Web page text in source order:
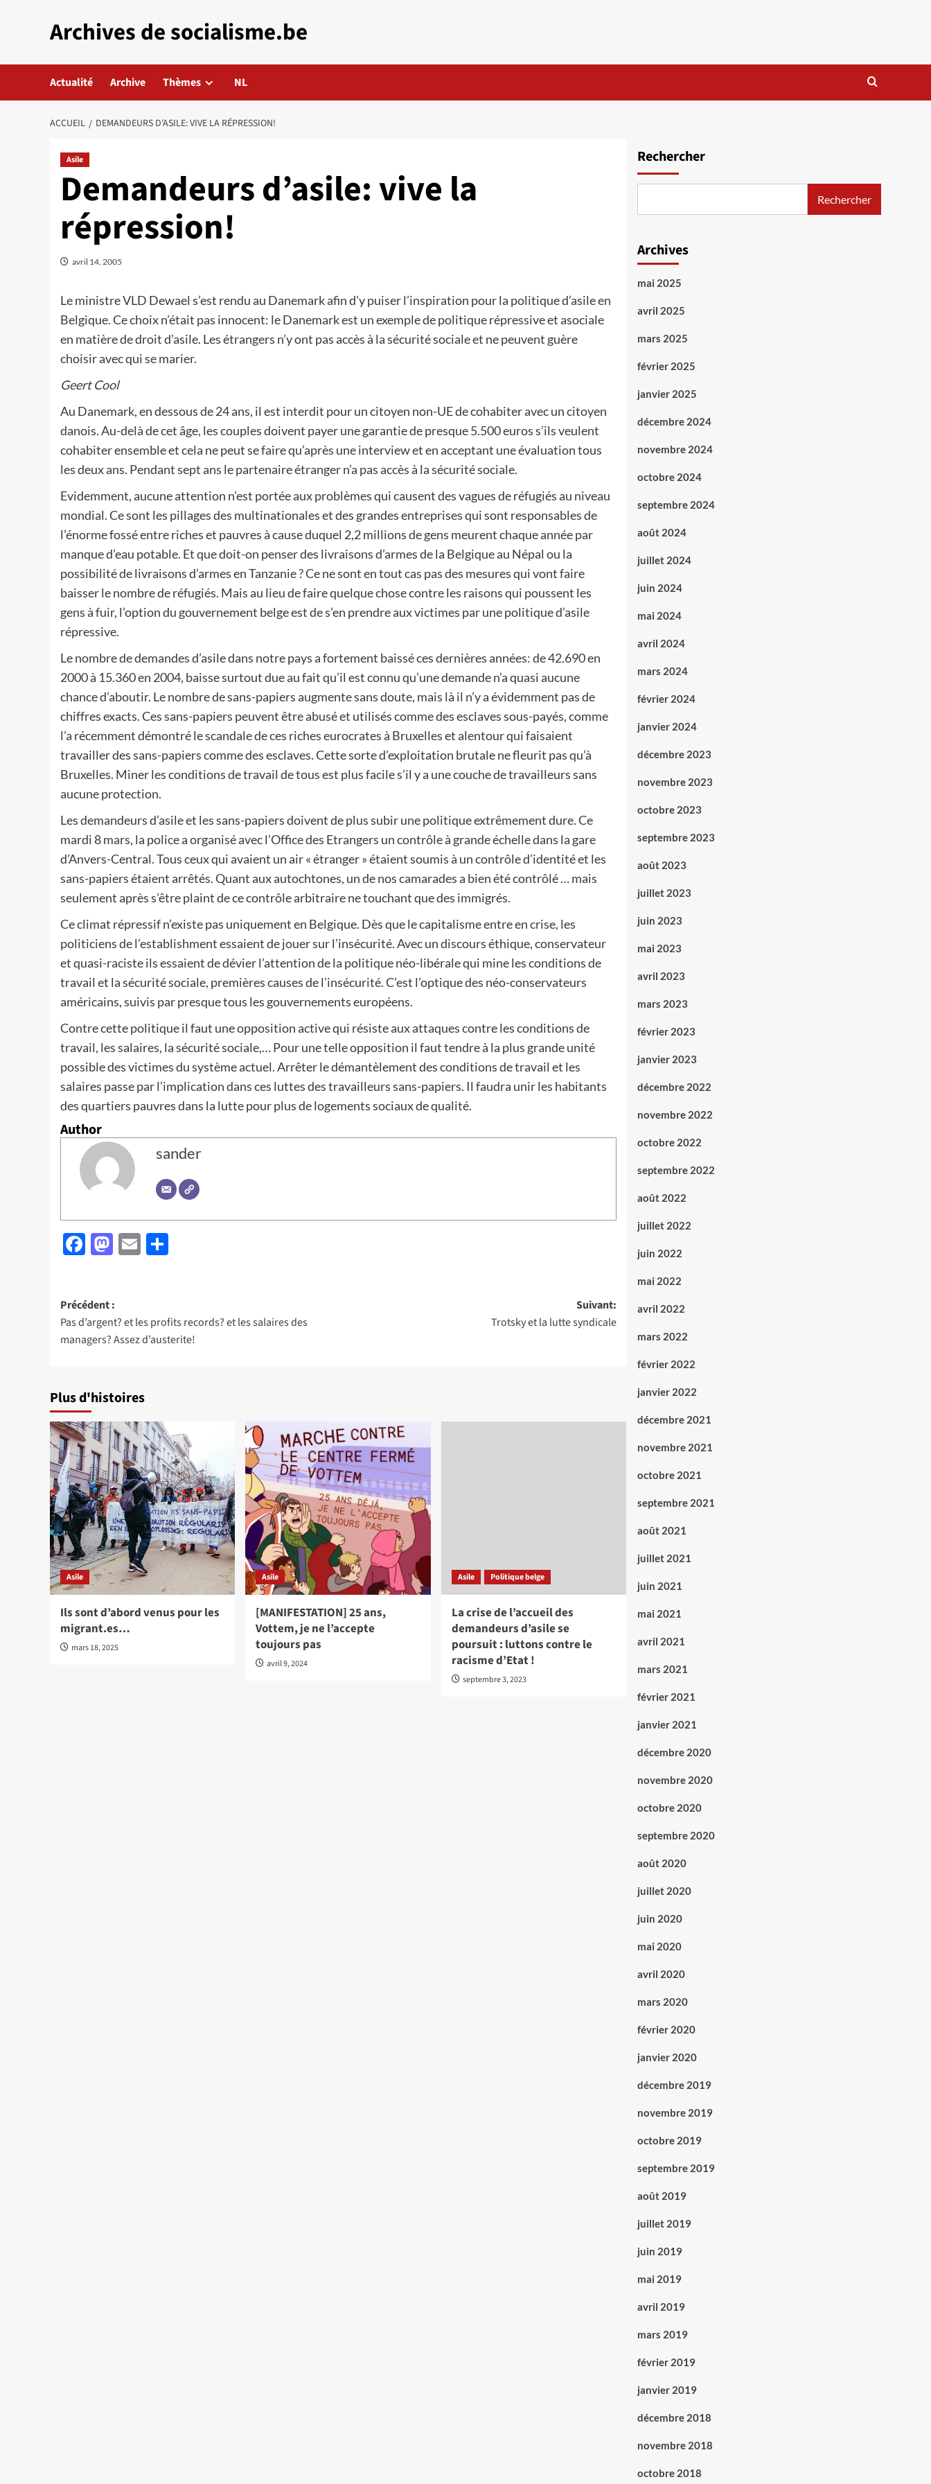
Archives de socialisme.be
Actualité Archive Thèmes NL
ACCUEIL DEMANDEURS D’ASILE: VIVE LA RÉPRESSION!
Asile
Demandeurs d’asile: vive la
répression!
avril 14, 2005
Le ministre VLD Dewael s’est rendu au Danemark afin d’y puiser l’inspiration pour la politique d’asile en
Belgique. Ce choix n’était pas innocent: le Danemark est un exemple de politique répressive et asociale
en matière de droit d’asile. Les étrangers n’y ont pas accès à la sécurité sociale et ne peuvent guère
choisir avec qui se marier.
Geert Cool
Au Danemark, en dessous de 24 ans, il est interdit pour un citoyen non-UE de cohabiter avec un citoyen
danois. Au-delà de cet âge, les couples doivent payer une garantie de presque 5.500 euros s’ils veulent
cohabiter ensemble et cela ne peut se faire qu’après une interview et en acceptant une évaluation tous
les deux ans. Pendant sept ans le partenaire étranger n’a pas accès à la sécurité sociale.
Evidemment, aucune attention n’est portée aux problèmes qui causent des vagues de réfugiés au niveau
mondial. Ce sont les pillages des multinationales et des grandes entreprises qui sont responsables de
l’énorme fossé entre riches et pauvres à cause duquel 2,2 millions de gens meurent chaque année par
manque d’eau potable. Et que doit-on penser des livraisons d’armes de la Belgique au Népal ou la
possibilité de livraisons d’armes en Tanzanie ? Ce ne sont en tout cas pas des mesures qui vont faire
baisser le nombre de réfugiés. Mais au lieu de faire quelque chose contre les raisons qui poussent les
gens à fuir, l’option du gouvernement belge est de s’en prendre aux victimes par une politique d’asile
répressive.
Le nombre de demandes d’asile dans notre pays a fortement baissé ces dernières années: de 42.690 en
2000 à 15.360 en 2004, baisse surtout due au fait qu’il est connu qu’une demande n’a quasi aucune
chance d’aboutir. Le nombre de sans-papiers augmente sans doute, mais là il n’y a évidemment pas de
chiffres exacts. Ces sans-papiers peuvent être abusé et utilisés comme des esclaves sous-payés, comme
l’a récemment démontré le scandale de ces riches eurocrates à Bruxelles et alentour qui faisaient
travailler des sans-papiers comme des esclaves. Cette sorte d’exploitation brutale ne fleurit pas qu’à
Bruxelles. Miner les conditions de travail de tous est plus facile s’il y a une couche de travailleurs sans
aucune protection.
Les demandeurs d’asile et les sans-papiers doivent de plus subir une politique extrêmement dure. Ce
mardi 8 mars, la police a organisé avec l’Office des Etrangers un contrôle à grande échelle dans la gare
d’Anvers-Central. Tous ceux qui avaient un air « étranger » étaient soumis à un contrôle d’identité et les
sans-papiers étaient arrêtés. Quant aux autochtones, un de nos camarades a bien été contrôlé … mais
seulement après s’être plaint de ce contrôle arbitraire ne touchant que des immigrés.
Ce climat répressif n’existe pas uniquement en Belgique. Dès que le capitalisme entre en crise, les
politiciens de l’establishment essaient de jouer sur l’insécurité. Avec un discours éthique, conservateur
et quasi-raciste ils essaient de dévier l’attention de la politique néo-libérale qui mine les conditions de
travail et la sécurité sociale, premières causes de l’insécurité. C’est l’optique des néo-conservateurs
américains, suivis par presque tous les gouvernements européens.
Contre cette politique il faut une opposition active qui résiste aux attaques contre les conditions de
travail, les salaires, la sécurité sociale,… Pour une telle opposition il faut tendre à la plus grande unité
possible des victimes du système actuel. Arrêter le démantèlement des conditions de travail et les
salaires passe par l’implication dans ces luttes des travailleurs sans-papiers. Il faudra unir les habitants
des quartiers pauvres dans la lutte pour plus de logements sociaux de qualité.
Author
sander
Facebook
Mastodon
Email
Navigation
d’article
Précédent :
Pas d’argent? et les profits records? et les salaires des
managers? Assez d’austerite!
Suivant:
Trotsky et la lutte syndicale
Plus d'histoires
Asile
Ils sont d’abord venus pour les
migrant.es…
mars 18, 2025
Asile
[MANIFESTATION] 25 ans,
Vottem, je ne l’accepte
toujours pas
avril 9, 2024
Asile Politique belge
La crise de l’accueil des
demandeurs d’asile se
poursuit : luttons contre le
racisme d’Etat !
septembre 3, 2023
Rechercher
Rechercher
Archives
mai 2025
avril 2025
mars 2025
février 2025
janvier 2025
décembre 2024
novembre 2024
octobre 2024
septembre 2024
août 2024
juillet 2024
juin 2024
mai 2024
avril 2024
mars 2024
février 2024
janvier 2024
décembre 2023
novembre 2023
octobre 2023
septembre 2023
août 2023
juillet 2023
juin 2023
mai 2023
avril 2023
mars 2023
février 2023
janvier 2023
décembre 2022
novembre 2022
octobre 2022
septembre 2022
août 2022
juillet 2022
juin 2022
mai 2022
avril 2022
mars 2022
février 2022
janvier 2022
décembre 2021
novembre 2021
octobre 2021
septembre 2021
août 2021
juillet 2021
juin 2021
mai 2021
avril 2021
mars 2021
février 2021
janvier 2021
décembre 2020
novembre 2020
octobre 2020
septembre 2020
août 2020
juillet 2020
juin 2020
mai 2020
avril 2020
mars 2020
février 2020
janvier 2020
décembre 2019
novembre 2019
octobre 2019
septembre 2019
août 2019
juillet 2019
juin 2019
mai 2019
avril 2019
mars 2019
février 2019
janvier 2019
décembre 2018
novembre 2018
octobre 2018